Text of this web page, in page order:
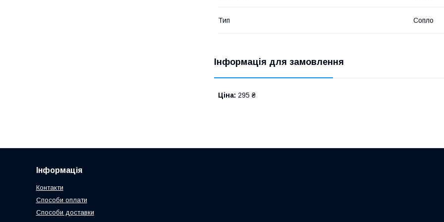
Тип Сопло
Інформація для замовлення
Ціна: 295 ₴
Інформація
Контакти
Способи оплати
Способи доставки